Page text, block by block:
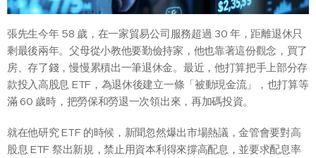
張先生今年 58 歲，在一家貿易公司服務超過 30 年，距離退休只
剩最後兩年。父母從小教他要勤儉持家，他也靠著這份觀念，買了
房、存了錢，慢慢累積出一筆退休金。最近，他打算把手上部分存
款投入高股息 ETF，為退休後建立一條「被動現金流」，也打算等
滿 60 歲時，把勞保和勞退一次領出來，再加碼投資。
就在他研究 ETF 的時候，新聞忽然爆出市場熱議，金管會要對高
股息 ETF 祭出新規，禁止用資本利得來撐高配息，並要求配息率